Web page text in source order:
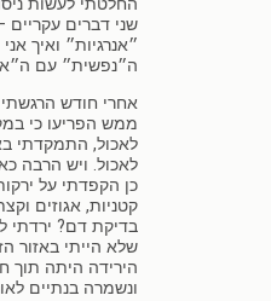
שני דברים עקריים
״אנרגיות״ ואיך
ה״נפשית״ עם
אחרי חודש
ממש הפריעו כי
לאכול, התמקדתי
לאכול. ויש הרבה
כן הקפדתי על
קטניות, אגוזים
שלא הייתי באזור
הירידה היתה תוך
ונשמרה בנתיים